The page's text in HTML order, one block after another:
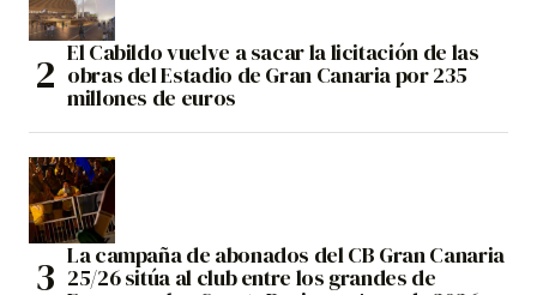
El Cabildo vuelve a sacar la licitación de las
obras del Estadio de Gran Canaria por 235
millones de euros
La campaña de abonados del CB Gran Canaria
25/26 sitúa al club entre los grandes de